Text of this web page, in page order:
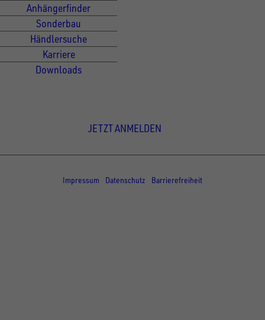
Anhängerfinder
Sonderbau
Händlersuche
Karriere
Downloads
JETZT ANMELDEN
Impressum
Datenschutz Barrierefreiheit